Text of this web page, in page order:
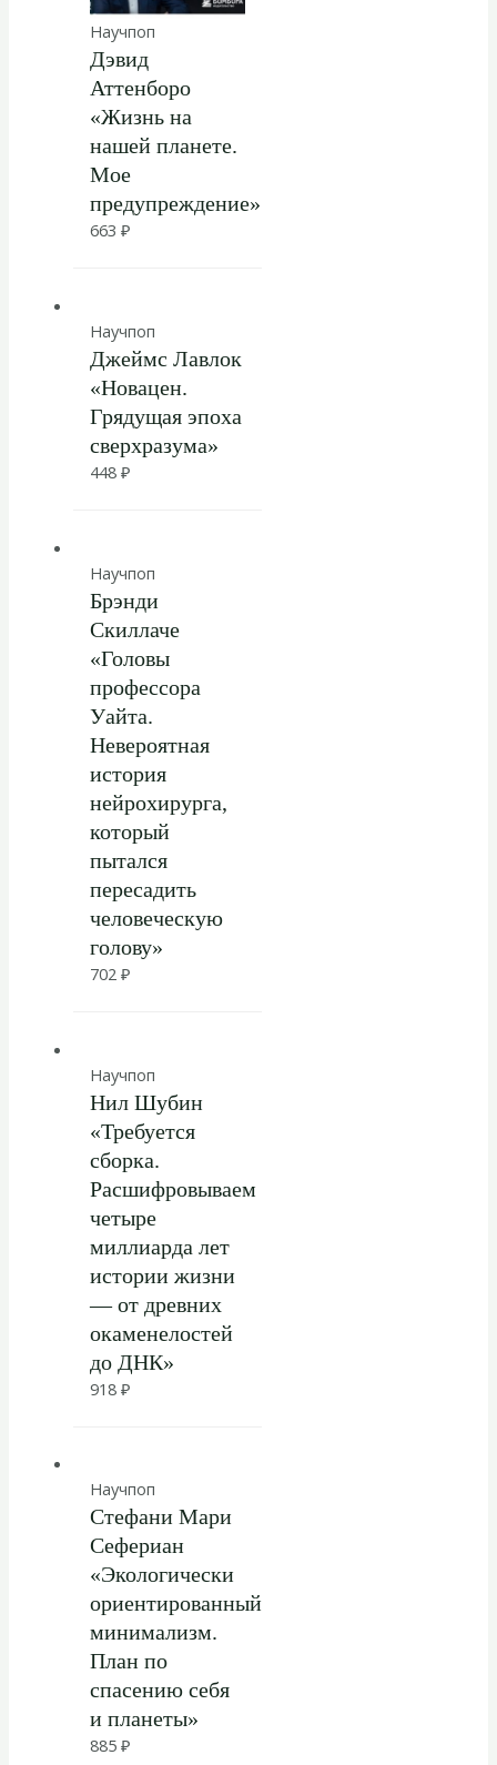
Научпоп
Дэвид
Аттенборо
«Жизнь на
нашей планете.
Мое
предупреждение»
663 ₽
Научпоп
Джеймс Лавлок
«Новацен.
Грядущая эпоха
сверхразума»
448 ₽
Научпоп
Брэнди
Скиллаче
«Головы
профессора
Уайта.
Невероятная
история
нейрохирурга,
который
пытался
пересадить
человеческую
голову»
702 ₽
Научпоп
Нил Шубин
«Требуется
сборка.
Расшифровываем
четыре
миллиарда лет
истории жизни
— от древних
окаменелостей
до ДНК»
918 ₽
Научпоп
Стефани Мари
Сефериан
«Экологически
ориентированный
минимализм.
План по
спасению себя
и планеты»
885 ₽